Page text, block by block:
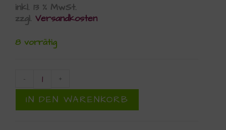
inkl. 13 % MwSt.
zzgl. Versandkosten
8 vorrätig
- +
IN DEN WARENKORB